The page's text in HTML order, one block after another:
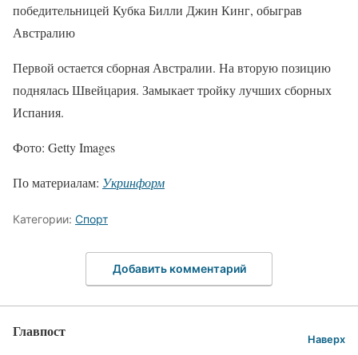
победительницей Кубка Билли Джин Кинг, обыграв
Австралию
Первой остается сборная Австралии. На вторую позицию
поднялась Швейцария. Замыкает тройку лучших сборных
Испания.
Фото: Getty Images
По материалам: Укринформ
Категории: Спорт
Добавить комментарий
Главпост Наверх